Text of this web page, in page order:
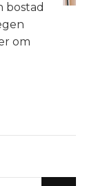
bostad
om